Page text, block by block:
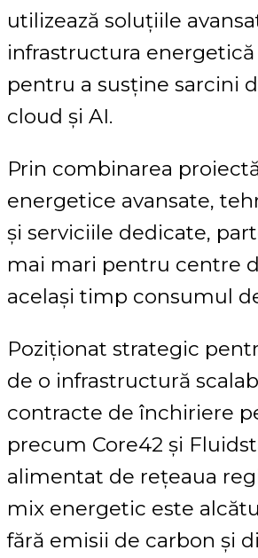
utilizează soluțiile
infrastructura
pentru a susține sarcini
cloud și AI.
Prin combinarea
energetice avansate,
și serviciile dedicate,
mai mari pentru centre
același timp consumul
Poziționat strategic
de o infrastructură
contracte de închiriere
precum Core42 și
alimentat de rețeaua
mix energetic este
fără emisii de carbon și